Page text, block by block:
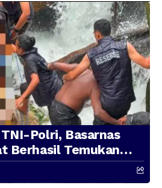
Polri, Basarnas
Berhasil Temukan
Papua Barat yang
Memti